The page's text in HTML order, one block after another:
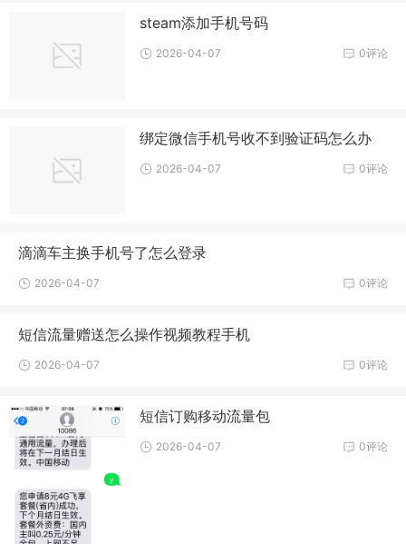
steam添加手机号码
0评论
2026-04-07
绑定微信手机号收不到验证码怎么办
0评论
2026-04-07
滴滴车主换手机号了怎么登录
0评论
2026-04-07
短信流量赠送怎么操作视频教程手机
0评论
2026-04-07
短信订购移动流量包
0评论
2026-04-07